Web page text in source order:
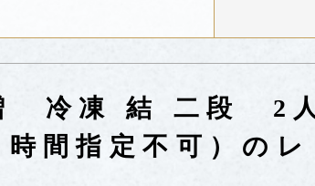
冷凍 結 二段 2人
間指定不可）のレ